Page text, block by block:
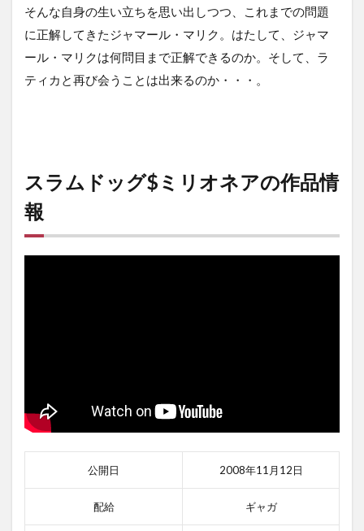
そんな自身の生い立ちを思い出しつつ、これまでの問題
に正解してきたジャマール・マリク。はたして、ジャマ
ール・マリクは何問目まで正解できるのか。そして、ラ
ティカと再び会うことは出来るのか・・・。
スラムドッグ$ミリオネアの作品情
報
公開日 2008年11月12日
配給 ギャガ